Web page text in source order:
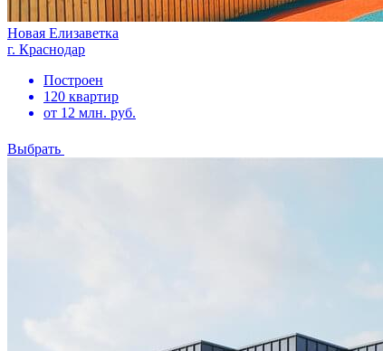
Новая Елизаветка
г. Краснодар
Построен
120 квартир
от 12 млн. руб.
Выбрать